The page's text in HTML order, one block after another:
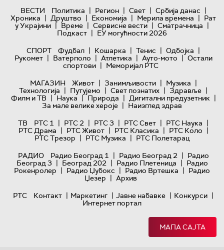
ВЕСТИ Политика | Регион | Свет | Србија данас |
Хроника | Друштво | Економија | Мерила времена | Рат
у Украјини | Време | Сервисне вести | Сматрачница |
Подкаст | ЕУ могућности 2026
СПОРТ
Фудбал | Кошарка | Тенис | Одбојка |
Рукомет | Ватерполо | Атлетика | Ауто-мото | Остали
спортови | Меморијал РТС
МАГАЗИН
Живот | Занимљивости | Музика |
Технологијa | Путујемо | Свет познатих | Здравље |
Филм и ТВ | Наука | Природа | Дигитални предузетник |
За мале велике хероје | Наизглед здрав
ТВ
РТС 1 | РТС 2 | РТС 3 | РТС Свет | РТС Наука |
РТС Драма | РТС Живот | РТС Класика | РТС Коло |
РТС Трезор | РТС Музика | РТС Полетарац
РАДИО
Радио Београд 1 | Радио Београд 2 | Радио
Београд 3 | Београд 202 | Радио Плетеница | Радио
Рокенролер | Радио Џубокс | Радио Вртешка | Радио
Џезер | Архив
РТС
Контакт | Маркетинг | Јавне набавке | Конкурси |
Интернет портал
МАПА САЈТА